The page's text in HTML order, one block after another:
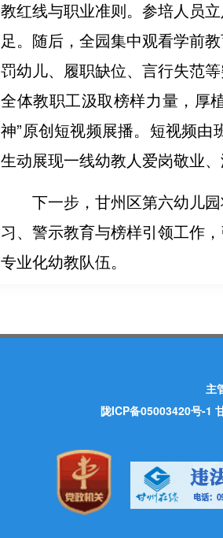
教红线与职业准则。参培人员
足。随后，全园集中观看学前
罚幼儿、履职缺位、言行失范
全体教职工汲取榜样力量，厚
神”原创短视频展播。短视频由
生动展现一线幼教人爱岗敬业
下一步，甘州区第六幼儿
习、警示教育与榜样引领工作
专业化幼教队伍。
主
陇ICP备05003420号-1